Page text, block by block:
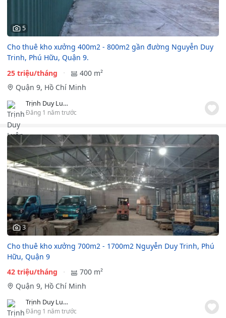
5
Cho thuê kho xưởng 400m2 - 800m2 gần đường Nguyễn Duy
Trinh, Phú Hữu, Quận 9.
25 triệu/tháng
400 m²
Quận 9, Hồ Chí Minh
Trịnh Duy Luân TTB LAND
Đăng 1 năm trước
3
Cho thuê kho xưởng 700m2 - 1700m2 Nguyễn Duy Trinh, Phú
Hữu, Quận 9
42 triệu/tháng
700 m²
Quận 9, Hồ Chí Minh
Trịnh Duy Luân TTB LAND
Đăng 1 năm trước